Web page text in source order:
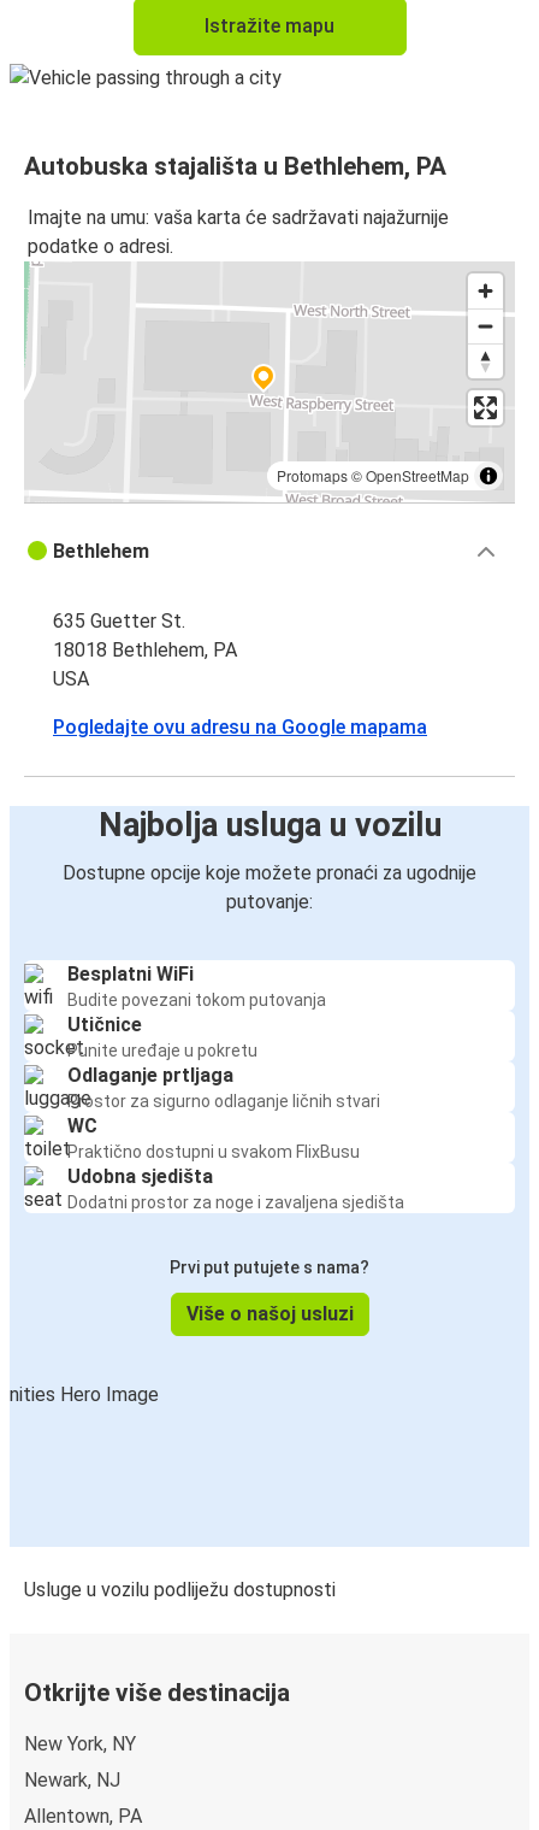
Istražite mapu
Autobuska stajališta u Bethlehem, PA
Imajte na umu: vaša karta će sadržavati najažurnije
podatke o adresi.
Protomaps©OpenStreetMap
Bethlehem
635 Guetter St.
18018 Bethlehem, PA
USA
Pogledajte ovu adresu na Google mapama
Najbolja usluga u vozilu
Dostupne opcije koje možete pronaći za ugodnije
putovanje:
Besplatni WiFi
Budite povezani tokom putovanja
Utičnice
Punite uređaje u pokretu
Odlaganje prtljaga
Prostor za sigurno odlaganje ličnih stvari
WC
Praktično dostupni u svakom FlixBusu
Udobna sjedišta
Dodatni prostor za noge i zavaljena sjedišta
Prvi put putujete s nama?
Više o našoj usluzi
Usluge u vozilu podliježu dostupnosti
Otkrijte više destinacija
New York, NY
Newark, NJ
Allentown, PA